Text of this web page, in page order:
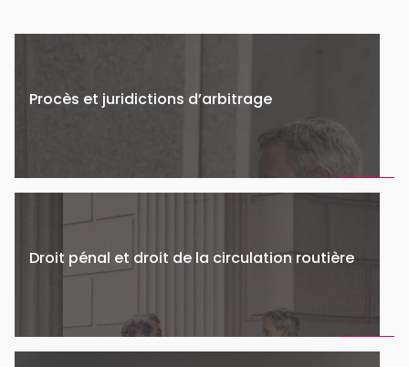
Procès et juridictions d’arbitrage
Droit pénal et droit de la circulation routière